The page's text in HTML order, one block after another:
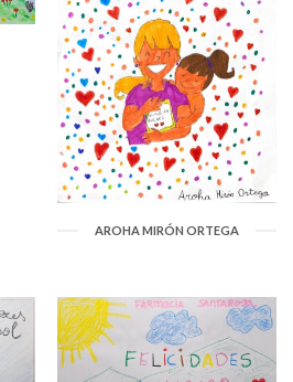
AROHA MIRÓN ORTEGA